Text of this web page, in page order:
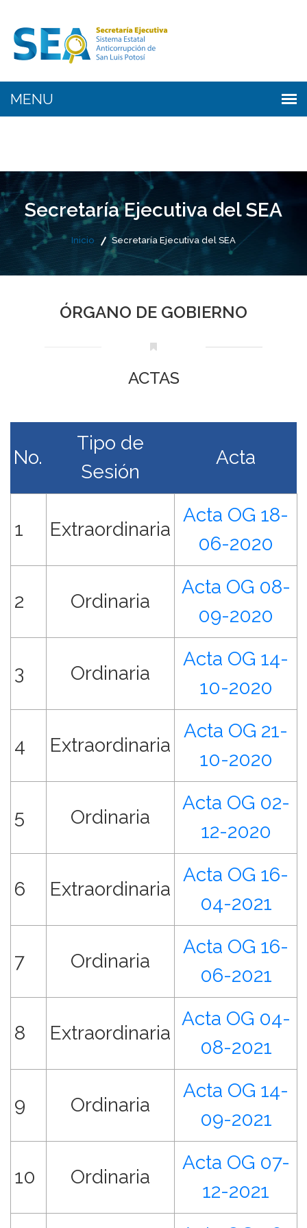
Secretaría Ejecutiva del SEA
Inicio Secretaría Ejecutiva del SEA
ÓRGANO DE GOBIERNO
ACTAS
No.
Tipo de
Sesión
Acta
1 Extraordinaria
Acta OG 18-
06-2020
2 Ordinaria
Acta OG 08-
09-2020
3 Ordinaria
Acta OG 14-
10-2020
4 Extraordinaria
Acta OG 21-
10-2020
5 Ordinaria
Acta OG 02-
12-2020
6 Extraordinaria
Acta OG 16-
04-2021
7 Ordinaria
Acta OG 16-
06-2021
8 Extraordinaria
Acta OG 04-
08-2021
9 Ordinaria
Acta OG 14-
09-2021
10 Ordinaria
Acta OG 07-
12-2021